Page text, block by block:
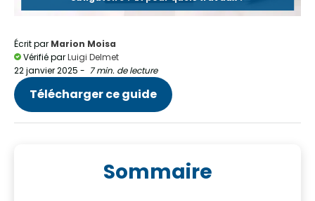
Écrit par Marion Moisa
Vérifié parLuigi Delmet
22 janvier 2025 - 7 min. de lecture
Télécharger ce guide
Sommaire